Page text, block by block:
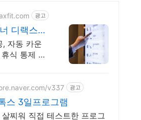
광고
디랙스핏
틴이 딱!
, 자동 카운
식 통제 까
v337 광고
스 3일프로그램
찌워 직접 테스트한 프로그